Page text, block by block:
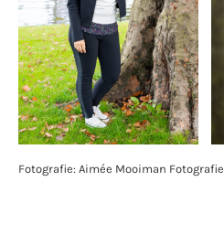
Fotografie: Aimée Mooiman Fotografie